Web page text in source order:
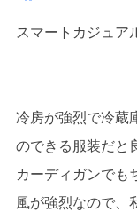
スマートカジュア
冷房が強烈で冷蔵
のできる服装だと
カーディガンでも
風が強烈なので、